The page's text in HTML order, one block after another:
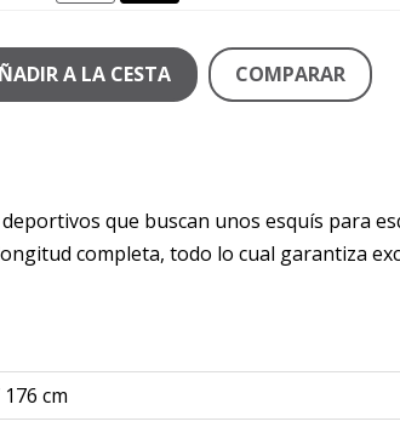
A LA CESTA COMPARAR
que buscan unos esquís para
completa, todo lo cual garantiza
cm